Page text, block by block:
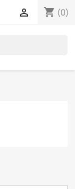
shopping_cart (0)
